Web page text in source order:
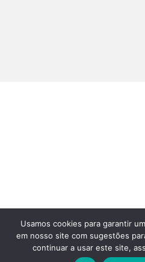
Fale
Usamos cookies para garantir
em nosso site com sugestões
continuar a usar este site,